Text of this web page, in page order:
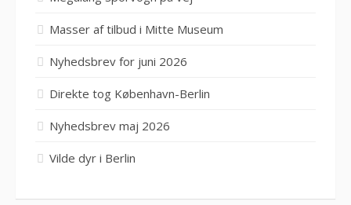
Masser af tilbud i Mitte Museum
Nyhedsbrev for juni 2026
Direkte tog København-Berlin
Nyhedsbrev maj 2026
Vilde dyr i Berlin